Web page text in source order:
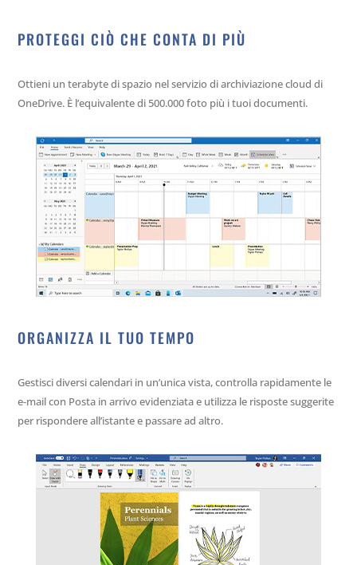
PROTEGGI CIÒ CHE CONTA DI PIÙ
Ottieni un terabyte di spazio nel servizio di archiviazione cloud di
OneDrive. È l’equivalente di 500.000 foto più i tuoi documenti.
ORGANIZZA IL TUO TEMPO
Gestisci diversi calendari in un’unica vista, controlla rapidamente le
e-mail con Posta in arrivo evidenziata e utilizza le risposte suggerite
per rispondere all’istante e passare ad altro.